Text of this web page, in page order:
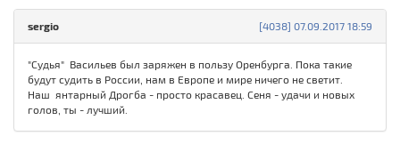
[4038] 07.09.2017 18:59
sergio
"Cудья" Васильев был заряжен в пользу Оренбурга. Пока такие
будут судить в России, нам в Европе и мире ничего не светит.
Наш янтарный Дрогба - просто красавец. Сеня - удачи и новых
голов, ты - лучший.